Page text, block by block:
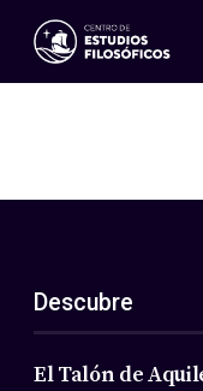
Eventos
ES
EN
Acerca de nosotros
Miembros
Descubre
El Talón de